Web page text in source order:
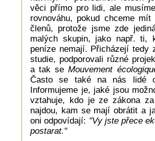
věci přímo pro lidi, ale
rovnováhu, pokud chceme
členů, protože jsme zde
malých skupin, jako např. ti,
peníze nemají. Přicházejí tedy
studie, podporovali různé
a tak seMouvement
Často se také na nás lidé
Informujeme je, jaké jsou
vztahuje, kdo je ze zákona
najdou, kam se mají obrátit a
oni odpovídají: "Vy jste přece
postarat."